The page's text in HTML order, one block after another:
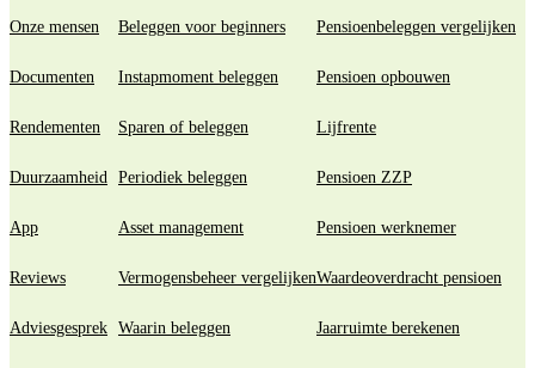
Onze mensen
Documenten
Rendementen
Duurzaamheid
App
Reviews
Adviesgesprek
Beleggen voor beginners
Instapmoment beleggen
Sparen of beleggen
Periodiek beleggen
Asset management
Vermogensbeheer vergelijken
Waarin beleggen
Pensioenbeleggen vergelijken
Pensioen opbouwen
Lijfrente
Pensioen ZZP
Pensioen werknemer
Waardeoverdracht pensioen
Jaarruimte berekenen